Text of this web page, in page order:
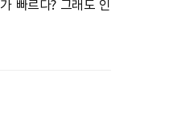
와 죽음, 원복음
빠르다? 그래도 인